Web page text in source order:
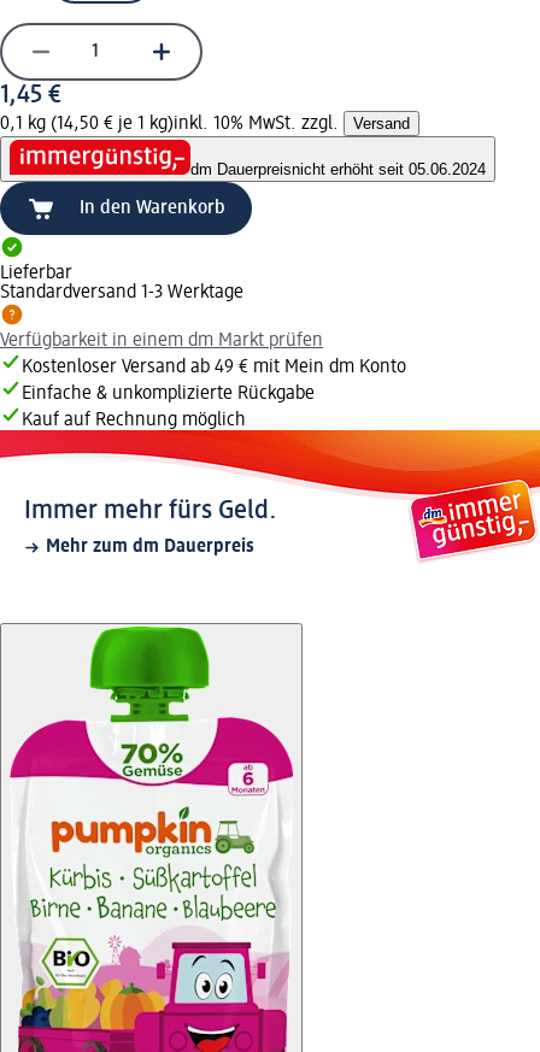
1,45 €
0,1 kg (14,50 € je 1 kg)inkl. 10% MwSt. zzgl. Versand
dm Dauerpreisnicht erhöht seit 05.06.2024
In den Warenkorb
Lieferbar
Standardversand 1-3 Werktage
Verfügbarkeit in einem dm Markt prüfen
Kostenloser Versand ab 49 € mit Mein dm Konto
Einfache & unkomplizierte Rückgabe
Kauf auf Rechnung möglich
Immer mehr fürs Geld.
Mehr zum dm Dauerpreis